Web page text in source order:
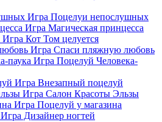
Игра Поцелуи непослушных
Игра Магическая принцесса
Игра Кот Том целуется
Игра Спаси пляжную любовь
Игра Поцелуй Человека-
Игра Внезапный поцелуй
Игра Салон Красоты Эльзы
Игра Поцелуй у магазина
Игра Дизайнер ногтей